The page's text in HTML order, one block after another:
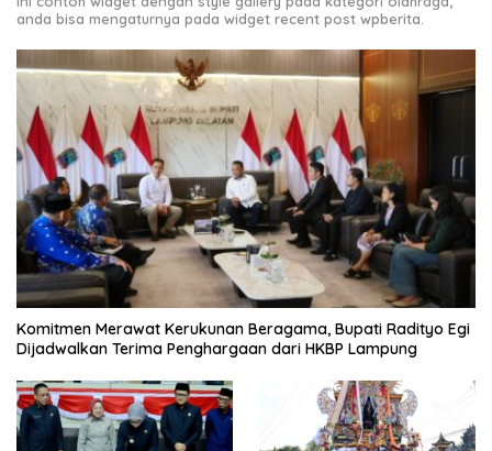
anda bisa mengaturnya pada widget recent post wpberita.
Komitmen Merawat Kerukunan Beragama, Bupati Radityo Egi
Dijadwalkan Terima Penghargaan dari HKBP Lampung